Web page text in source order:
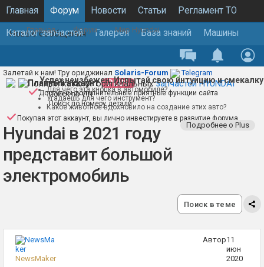
Главная Форум
Новые сообщения
Новости Статьи Регламент ТО
Каталог запчастей Галерея База знаний Машины
Главная Форум Мир Hyundai
Залетай к нам! Тру ориджинал Solaris-Forum Telegram
Полный каталог оригинальныхзапчастей HYUNDAI
Поиск по VIN
Поиск по номеру детали
Успех неизбежен. Испытай свою интуицию и смекалку
Для чего эта кнопка в автомобиле?
Угадаешь для чего инструмент?
Какое животное вдохновило на создание этих авто?
Платный аккаунт PLUS
Доступны дополнительные приятные функции сайта
Покупая этот аккаунт, вы лично инвестируете в развитие форума
Подробнее о Plus
Hyundai в 2021 году
представит большой
электромобиль
Поиск в теме
NewsMaker
Автор11
июн
2020